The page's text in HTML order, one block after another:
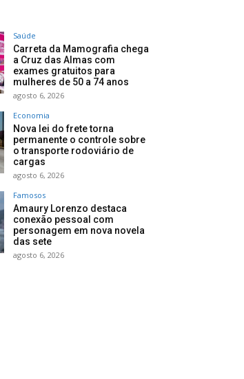
Saúde
Carreta da Mamografia chega
a Cruz das Almas com
exames gratuitos para
mulheres de 50 a 74 anos
agosto 6, 2026
Economia
Nova lei do frete torna
permanente o controle sobre
o transporte rodoviário de
cargas
agosto 6, 2026
Famosos
Amaury Lorenzo destaca
conexão pessoal com
personagem em nova novela
das sete
agosto 6, 2026